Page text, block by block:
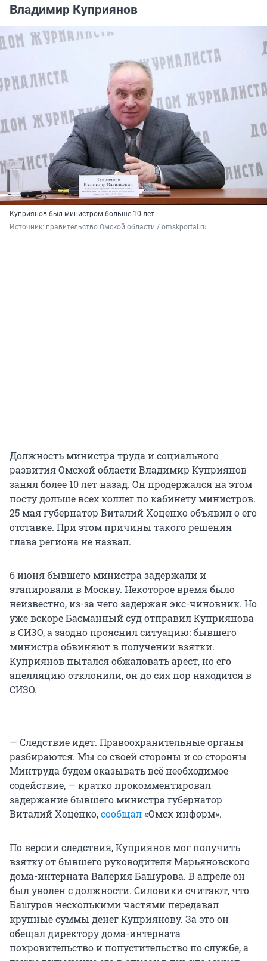
Владимир Куприянов
Куприянов был министром больше 10 лет
Источник: правительство Омской области / omskportal.ru
Должность министра труда и социального
развития Омской области Владимир Куприянов
занял более 10 лет назад. Он продержался на этом
посту дольше всех коллег по кабинету министров.
25 мая губернатор Виталий Хоценко объявил о его
отставке. При этом причины такого решения
глава региона не назвал.
6 июня бывшего министра задержали и
этапировали в Москву. Некоторое время было
неизвестно, из-за чего задержан экс-чиновник. Но
уже вскоре Басманный суд отправил Куприянова
в СИЗО, а заодно прояснил ситуацию: бывшего
министра обвиняют в получении взятки.
Куприянов пытался обжаловать арест, но его
апелляцию отклонили, он до сих пор находится в
СИЗО.
— Следствие идет. Правоохранительные органы
разбираются. Мы со своей стороны и со стороны
Минтруда будем оказывать всё необходимое
содействие, — кратко прокомментировал
задержание бывшего министра губернатор
Виталий Хоценко,сообщал«Омск информ».
По версии следствия, Куприянов мог получить
взятку от бывшего руководителя Марьяновского
дома-интерната Валерия Башурова. В апреле он
был уволен с должности. Силовики считают, что
Башуров несколькими частями передавал
крупные суммы денег Куприянову. За это он
обещал директору дома-интерната
покровительство и попустительство по службе, а